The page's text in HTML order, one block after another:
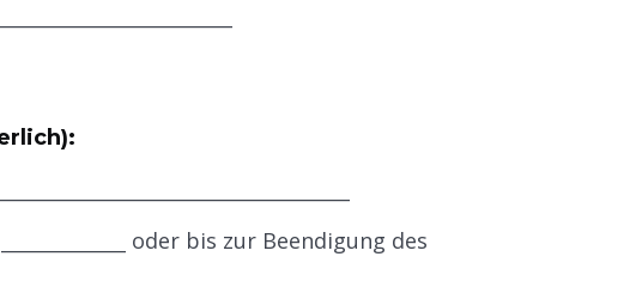
_____________ oder bis zur Beendigung des